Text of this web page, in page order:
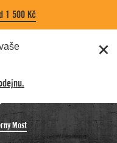
1 500 Kč
Most